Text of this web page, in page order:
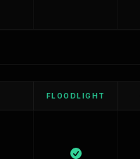
FLOODLIGHT